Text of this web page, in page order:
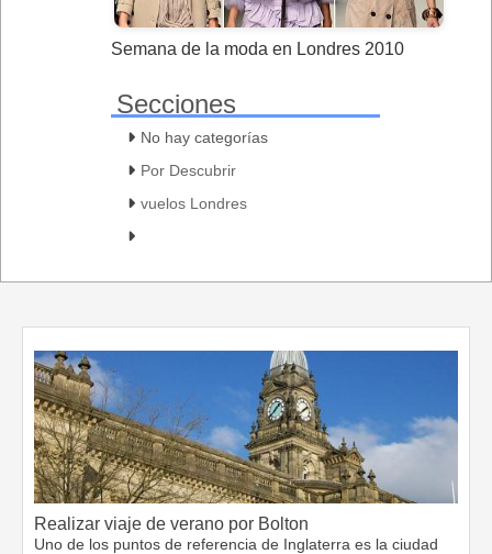
Semana de la moda en Londres 2010
Secciones
No hay categorías
Por Descubrir
vuelos Londres
Realizar viaje de verano por Bolton
Uno de los puntos de referencia de Inglaterra es la ciudad